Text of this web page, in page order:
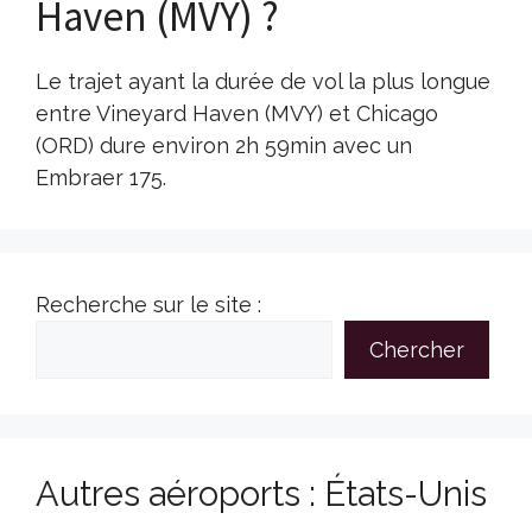
Haven (MVY) ?
Le trajet ayant la durée de vol la plus longue
entre Vineyard Haven (MVY) et Chicago
(ORD) dure environ 2h 59min avec un
Embraer 175.
Recherche sur le site :
Chercher
Autres aéroports : États-Unis